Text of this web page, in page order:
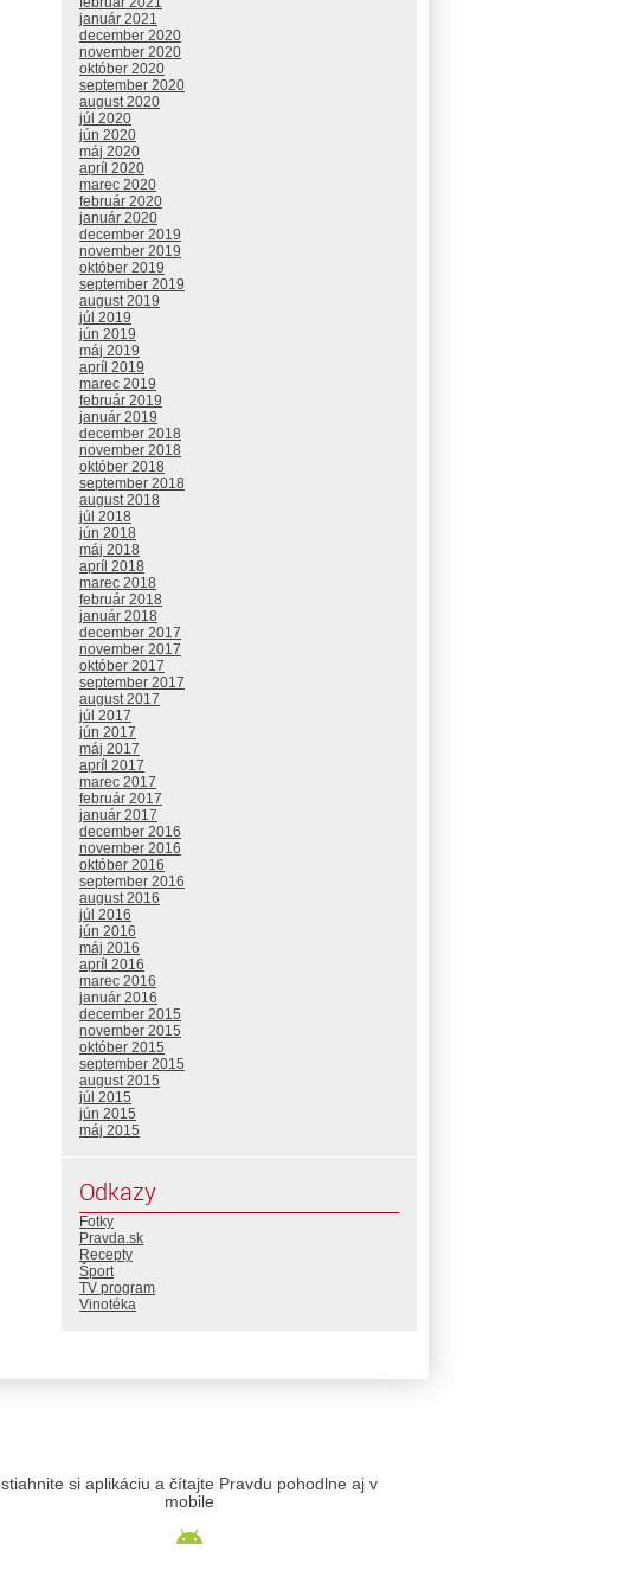
január 2021
december 2020
november 2020
október 2020
september 2020
august 2020
júl 2020
jún 2020
máj 2020
apríl 2020
marec 2020
február 2020
január 2020
december 2019
november 2019
október 2019
september 2019
august 2019
júl 2019
jún 2019
máj 2019
apríl 2019
marec 2019
február 2019
január 2019
december 2018
november 2018
október 2018
september 2018
august 2018
júl 2018
jún 2018
máj 2018
apríl 2018
marec 2018
február 2018
január 2018
december 2017
november 2017
október 2017
september 2017
august 2017
júl 2017
jún 2017
máj 2017
apríl 2017
marec 2017
február 2017
január 2017
december 2016
november 2016
október 2016
september 2016
august 2016
júl 2016
jún 2016
máj 2016
apríl 2016
marec 2016
január 2016
december 2015
november 2015
október 2015
september 2015
august 2015
júl 2015
jún 2015
máj 2015
Odkazy
Fotky
Pravda.sk
Recepty
Šport
TV program
Vinotéka
stiahnite si aplikáciu a čítajte Pravdu pohodlne aj v
mobile